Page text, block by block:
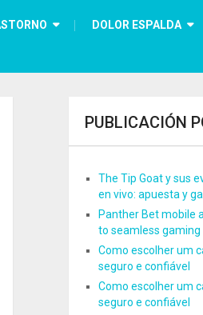
DOLOR ESPALDA
PUBLICACIÓN
The Tip Goat y sus
en vivo: apuesta y
Panther Bet mobile
to seamless
Como escolher um
seguro e confiável
Como escolher um
seguro e confiável